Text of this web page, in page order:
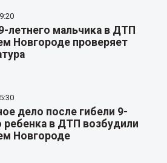
летнего мальчика в ДТП
Новгороде проверяет
дело после гибели 9-
ребенка в ДТП возбудили
Новгороде